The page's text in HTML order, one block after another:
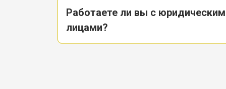
Работаете ли вы с
лицами?